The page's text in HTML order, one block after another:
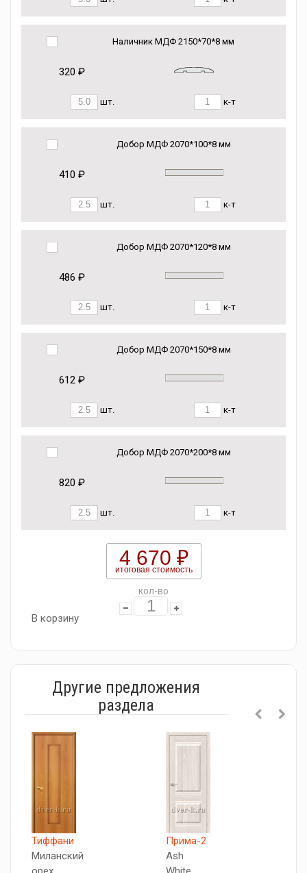
Наличник МДФ 2150*70*8 мм
320 ₽
шт. к-т
Добор МДФ 2070*100*8 мм
410 ₽
шт. к-т
Добор МДФ 2070*120*8 мм
486 ₽
шт. к-т
Добор МДФ 2070*150*8 мм
612 ₽
шт. к-т
Добор МДФ 2070*200*8 мм
820 ₽
шт. к-т
4 670 ₽
итоговая стоимость
кол-во
В корзину
Другие предложения
раздела
Тиффани
Миланский
Прима-2
Ash